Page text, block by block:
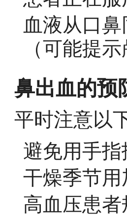
血液从口
（可能提
鼻出血的预
平时注意以
避免用手
干燥季节
高血压患